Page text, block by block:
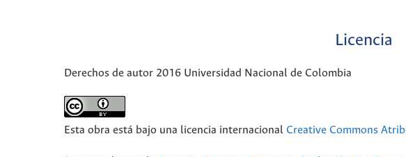
Licencia
Derechos de autor 2016 Universidad Nacional de Colombia
Esta obra está bajo una licencia internacional Creative Commons